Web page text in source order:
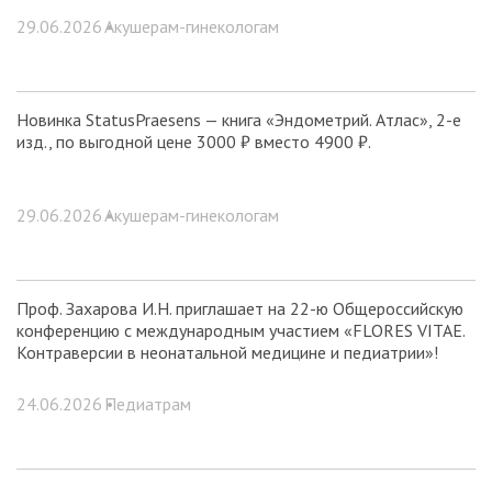
29.06.2026 •Акушерам-гинекологам
Новинка StatusPraesens — книга «Эндометрий. Атлас», 2-е
изд., по выгодной цене 3000 ₽ вместо 4900 ₽.
29.06.2026 •Акушерам-гинекологам
Проф. Захарова И.Н. приглашает на 22-ю Общероссийскую
конференцию с международным участием «FLORES VITAE.
Контраверсии в неонатальной медицине и педиатрии»!
24.06.2026 •Педиатрам